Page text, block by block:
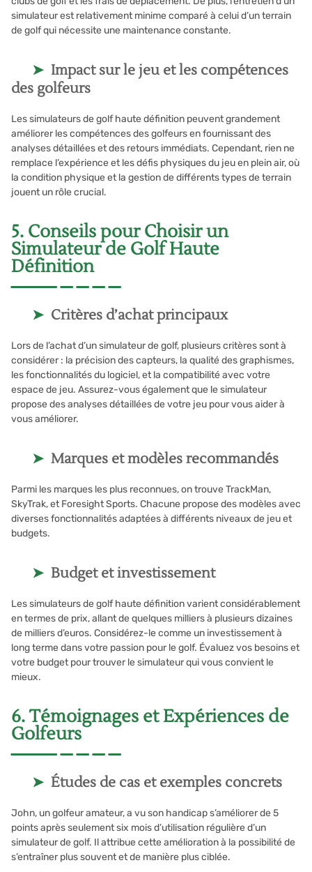
simulateur est relativement minime comparé à celui d’un terrain
de golf qui nécessite une maintenance constante.
Impact sur le jeu et les compétences
des golfeurs
Les simulateurs de golf haute définition peuvent grandement
améliorer les compétences des golfeurs en fournissant des
analyses détaillées et des retours immédiats. Cependant, rien ne
remplace l’expérience et les défis physiques du jeu en plein air, où
la condition physique et la gestion de différents types de terrain
jouent un rôle crucial.
5. Conseils pour Choisir un
Simulateur de Golf Haute
Définition
Critères d’achat principaux
Lors de l’achat d’un simulateur de golf, plusieurs critères sont à
considérer : la précision des capteurs, la qualité des graphismes,
les fonctionnalités du logiciel, et la compatibilité avec votre
espace de jeu. Assurez-vous également que le simulateur
propose des analyses détaillées de votre jeu pour vous aider à
vous améliorer.
Marques et modèles recommandés
Parmi les marques les plus reconnues, on trouve TrackMan,
SkyTrak, et Foresight Sports. Chacune propose des modèles avec
diverses fonctionnalités adaptées à différents niveaux de jeu et
budgets.
Budget et investissement
Les simulateurs de golf haute définition varient considérablement
en termes de prix, allant de quelques milliers à plusieurs dizaines
de milliers d’euros. Considérez-le comme un investissement à
long terme dans votre passion pour le golf. Évaluez vos besoins et
votre budget pour trouver le simulateur qui vous convient le
mieux.
6. Témoignages et Expériences de
Golfeurs
Études de cas et exemples concrets
John, un golfeur amateur, a vu son handicap s’améliorer de 5
points après seulement six mois d’utilisation régulière d’un
simulateur de golf. Il attribue cette amélioration à la possibilité de
s’entraîner plus souvent et de manière plus ciblée.